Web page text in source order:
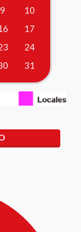
9
10
17
24
31